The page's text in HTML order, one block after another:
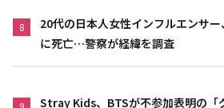
8
20代の日本人女性インフルエンサ
に死亡…警察が経緯を調査
Stray Kids、BTSが不参加表明の「